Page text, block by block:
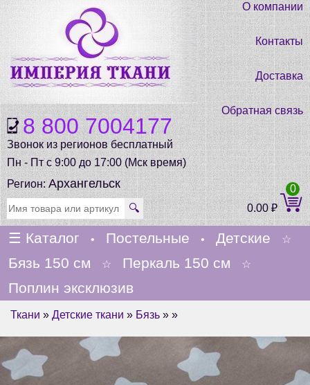
8 800 7004177
Звонок из регионов бесплатный
Пн - Пт с 9:00 до 17:00 (Мск время)
О компании
Контакты
Доставка
Обратная связь
Регион:Архангельск
🔍 0.00₽
0
☰ Каталог • Постельные • Детские ☆
Бязь 150 см ☆ Перкаль 150 см ☆
Поплин эксклюзив
Ткани » Детские ткани » Бязь » »